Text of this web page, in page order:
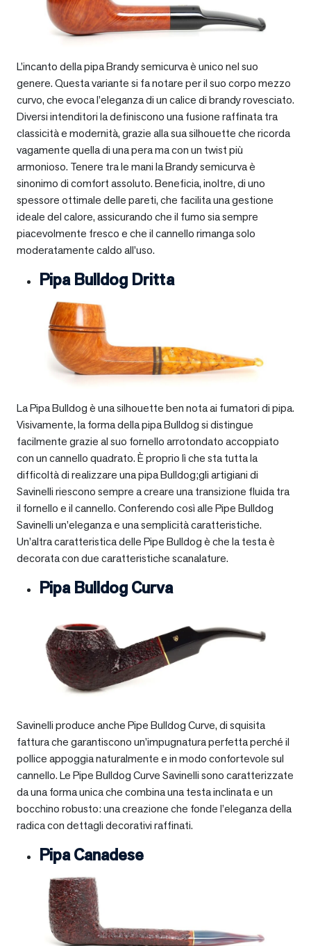
L’incanto della pipa Brandy semicurva è unico nel suo
genere. Questa variante si fa notare per il suo corpo mezzo
curvo, che evoca l’eleganza di un calice di brandy rovesciato.
Diversi intenditori la definiscono una fusione raffinata tra
classicità e modernità, grazie alla sua silhouette che ricorda
vagamente quella di una pera ma con un twist più
armonioso. Tenere tra le mani la Brandy semicurva è
sinonimo di comfort assoluto. Beneficia, inoltre, di uno
spessore ottimale delle pareti, che facilita una gestione
ideale del calore, assicurando che il fumo sia sempre
piacevolmente fresco e che il cannello rimanga solo
moderatamente caldo all’uso.
Pipa Bulldog Dritta
La Pipa Bulldog è una silhouette ben nota ai fumatori di pipa.
Visivamente, la forma della pipa Bulldog si distingue
facilmente grazie al suo fornello arrotondato accoppiato
con un cannello quadrato. È proprio lì che sta tutta la
difficoltà di realizzare una pipa Bulldog;gli artigiani di
Savinelli riescono sempre a creare una transizione fluida tra
il fornello e il cannello. Conferendo così alle Pipe Bulldog
Savinelli un’eleganza e una semplicità caratteristiche.
Un’altra caratteristica delle Pipe Bulldog è che la testa è
decorata con due caratteristiche scanalature.
Pipa Bulldog Curva
Savinelli produce anche Pipe Bulldog Curve, di squisita
fattura che garantiscono un’impugnatura perfetta perché il
pollice appoggia naturalmente e in modo confortevole sul
cannello. Le Pipe Bulldog Curve Savinelli sono caratterizzate
da una forma unica che combina una testa inclinata e un
bocchino robusto: una creazione che fonde l’eleganza della
radica con dettagli decorativi raffinati.
Pipa Canadese